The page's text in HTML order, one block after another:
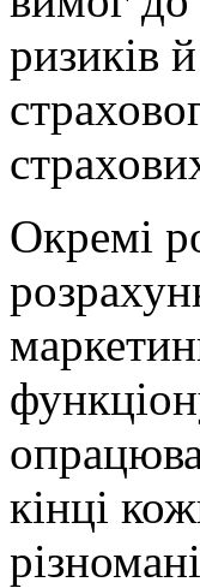
ризиків
Окремі
кінці